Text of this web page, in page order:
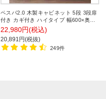
ペスパ2.0 木製キャビネット 5段 3段扉
付き カギ付き ハイタイプ 幅600×奥行
369×高さ1874mm 【古木調扉】
22,980円(税込)
20,891円(税抜)
249件